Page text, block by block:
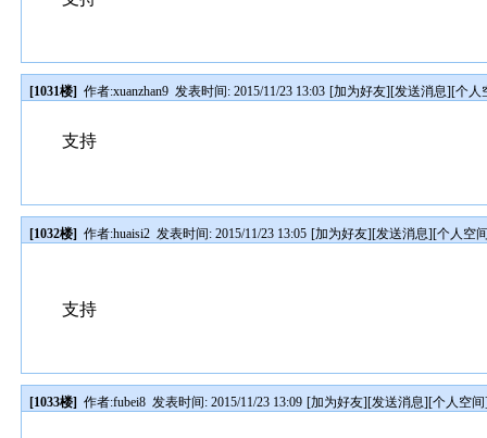
[1031楼] 作者:xuanzhan9 发表时间: 2015/11/23 13:03 [加为好友][发送消息][个人
支持
[1032楼] 作者:huaisi2 发表时间: 2015/11/23 13:05 [加为好友][发送消息][个人空
支持
[1033楼] 作者:fubei8 发表时间: 2015/11/23 13:09 [加为好友][发送消息][个人空间